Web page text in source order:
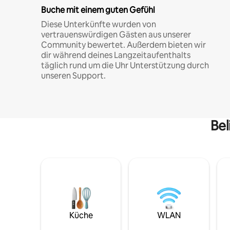
Buche mit einem guten Gefühl
Diese Unterkünfte wurden von
vertrauenswürdigen Gästen aus unserer
Community bewertet. Außerdem bieten wir
dir während deines Langzeitaufenthalts
täglich rund um die Uhr Unterstützung durch
unseren Support.
Küche WLAN